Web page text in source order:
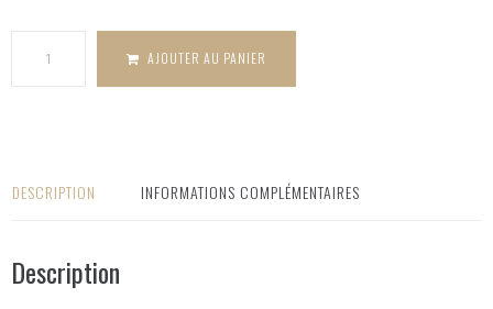
AJOUTER AU PANIER
DESCRIPTION INFORMATIONS COMPLÉMENTAIRES
Description